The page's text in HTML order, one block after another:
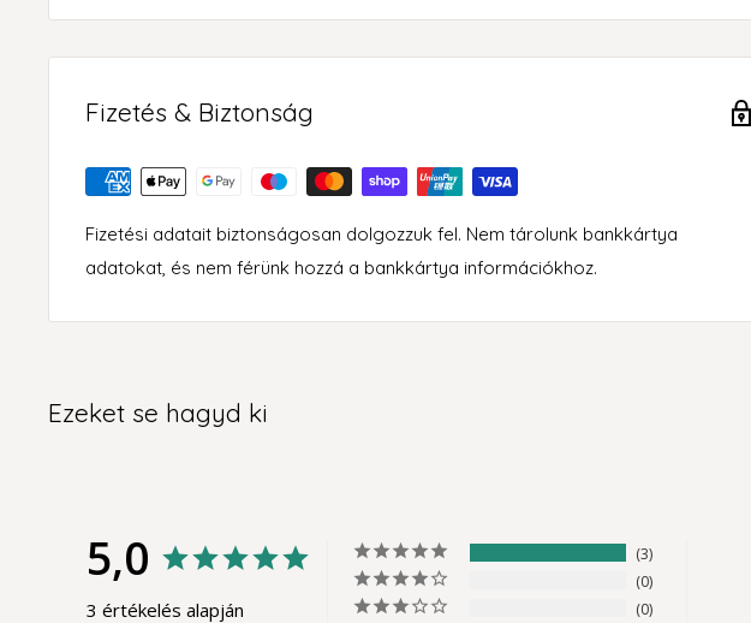
Fizetés & Biztonság
Fizetési adatait biztonságosan dolgozzuk fel. Nem tárolunk bankkártya
adatokat, és nem férünk hozzá a bankkártya információkhoz.
Ezeket se hagyd ki
5,0
3 értékelés alapján
3
0
0